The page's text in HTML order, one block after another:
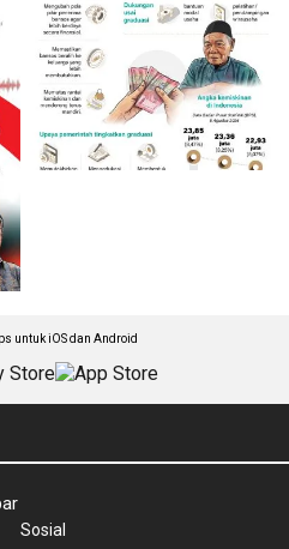
untuk iOS dan Android
Sosial